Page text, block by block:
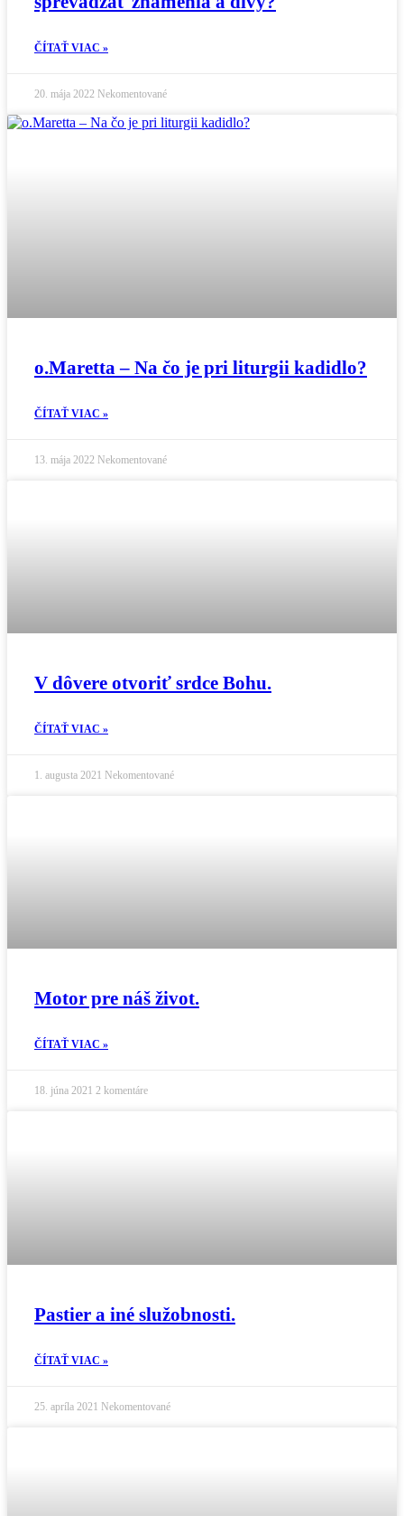
ČÍTAŤ VIAC »
20. mája 2022 Nekomentované
o.Maretta – Na čo je pri liturgii kadidlo?
ČÍTAŤ VIAC »
13. mája 2022 Nekomentované
V dôvere otvoriť srdce Bohu.
ČÍTAŤ VIAC »
1. augusta 2021 Nekomentované
Motor pre náš život.
ČÍTAŤ VIAC »
18. júna 2021 2 komentáre
Pastier a iné služobnosti.
ČÍTAŤ VIAC »
25. apríla 2021 Nekomentované